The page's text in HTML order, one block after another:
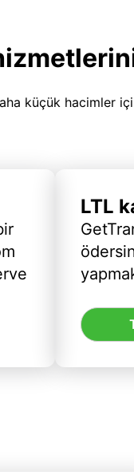
küçük hacimler
LTL